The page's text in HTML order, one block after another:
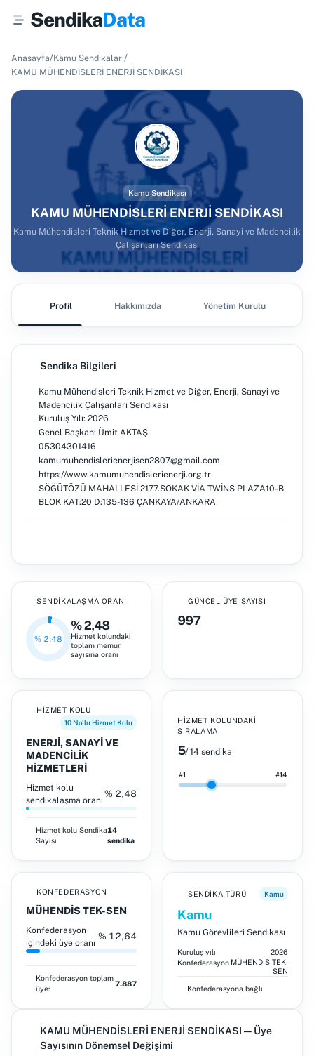
SendikaData
Anasayfa/Kamu Sendikaları/
KAMU MÜHENDİSLERİ ENERJİ SENDİKASI
Kamu Sendikası
KAMU MÜHENDİSLERİ ENERJİ SENDİKASI
Kamu Mühendisleri Teknik Hizmet ve Diğer, Enerji, Sanayi ve Madencilik
Çalışanları Sendikası
Profil Hakkımızda Yönetim Kurulu
Sendika Bilgileri
Kamu Mühendisleri Teknik Hizmet ve Diğer, Enerji, Sanayi ve
Madencilik Çalışanları Sendikası
Kuruluş Yılı: 2026
Genel Başkan: Ümit AKTAŞ
05304301416
kamumuhendislerienerjisen2807@gmail.com
https://www.kamumuhendislerienerji.org.tr
SÖĞÜTÖZÜ MAHALLESİ 2177.SOKAK VİA TWİNS PLAZA10-B
BLOK KAT:20 D:135-136 ÇANKAYA/ANKARA
SENDIKALAŞMA ORANI
% 2,48
% 2,48
Hizmet kolundaki
toplam memur
sayısına oranı
GÜNCEL ÜYE SAYISI
997
HIZMET KOLU
10 No'lu Hizmet Kolu
ENERJİ, SANAYİ VE
MADENCİLİK
HİZMETLERİ
Hizmet kolu
sendikalaşma oranı
% 2,48
Hizmet kolu Sendika
Sayısı
14
sendika
HIZMET KOLUNDAKI
SIRALAMA
5/ 14 sendika
#1 #14
KONFEDERASYON
MÜHENDİS TEK-SEN
Konfederasyon
içindeki üye oranı
% 12,64
Konfederasyon toplam
üye:
7.887
SENDIKA TÜRÜ Kamu
Kamu
Kamu Görevlileri Sendikası
Kuruluş yılı
2026
Konfederasyon MÜHENDİS TEK-
SEN
Konfederasyona bağlı
KAMU MÜHENDİSLERİ ENERJİ SENDİKASI — Üye
Sayısının Dönemsel Değişimi